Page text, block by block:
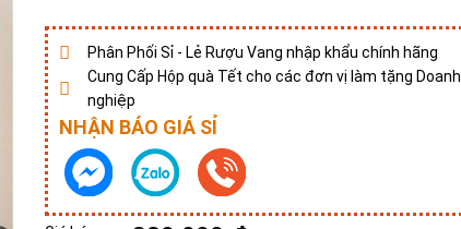
Phân Phối Sỉ - Lẻ Rượu Vang nhập khẩu chính hãng
Cung Cấp Hộp quà Tết cho các đơn vị làm tặng Doanh
nghiệp
NHẬN BÁO GIÁ SỈ